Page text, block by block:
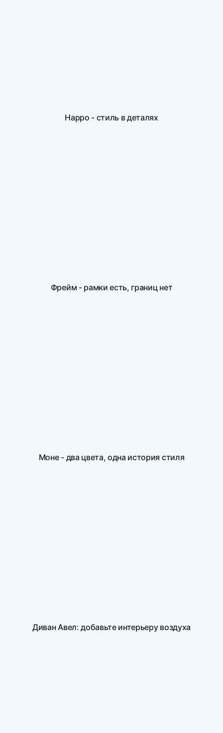
Нарро - стиль в деталях
Фрейм - рамки есть, границ нет
Моне - два цвета, одна история стиля
Диван Авел: добавьте интерьеру воздуха